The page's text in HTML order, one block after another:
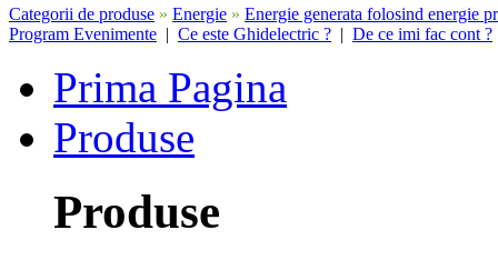
Categorii de produse » Energie » Energie generata folosind energie
Program Evenimente | Ce este Ghidelectric ? | De ce imi fac cont ?
Prima Pagina
Produse
Produse